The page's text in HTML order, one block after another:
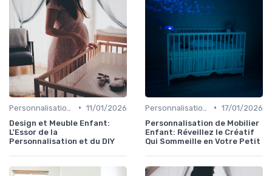
• 11/01/2026
Design et Meuble Enfant:
L'Essor de la
Personnalisation et du DIY
• 17/01/2026
Personnalisation de Mobilier
Enfant: Réveillez le Créatif
Qui Sommeille en Votre Petit